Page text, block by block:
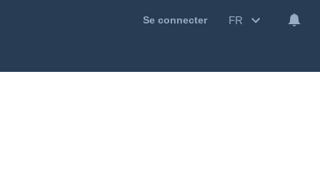
Se connecter FR